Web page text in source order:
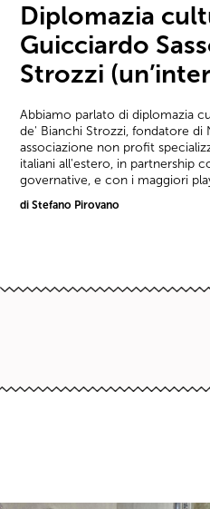
Diplomazia
Guicciardo
Strozzi
Abbiamo parlato di diplomazia
de' Bianchi Strozzi, fondatore di
associazione non profit
italiani all'estero, in partnership
governative, e con i maggiori
di Stefano Pirovano